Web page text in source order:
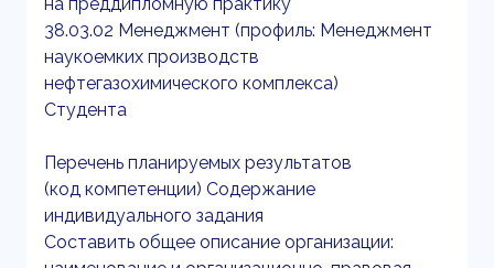
38.03.02 Менеджмент (профиль: Менеджмент
наукоемких производств
нефтегазохимического комплекса)
Студента
Перечень планируемых результатов
(код компетенции) Содержание
индивидуального задания
Составить общее описание организации: